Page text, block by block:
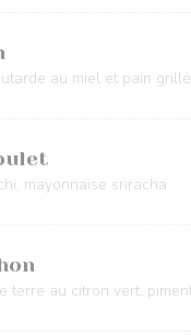
au miel et pain grillé
mayonnaise sriracha
terre au citron vert,